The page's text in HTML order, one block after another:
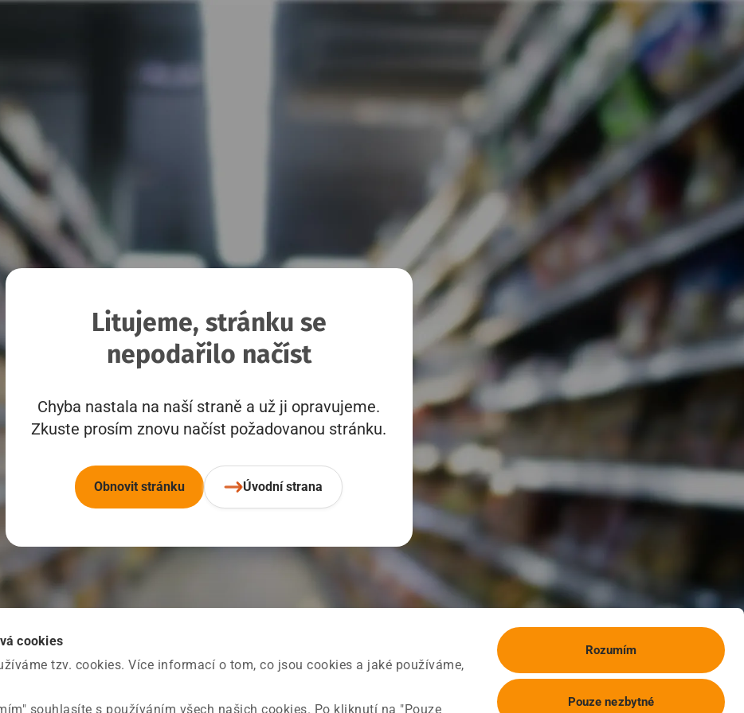
cookies
tzv. cookies. Více informací o tom, co jsou cookies a jaké používáme,
souhlasíte s používáním všech našich cookies. Po kliknutí na "Pouze
Rozumím
Pouze nezbytné
Litujeme, stránku se
nepodařilo načíst
Chyba nastala na naší straně a už ji opravujeme.
Zkuste prosím znovu načíst požadovanou stránku.
Obnovit stránku Úvodní strana